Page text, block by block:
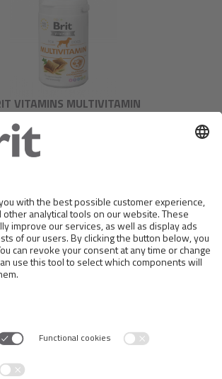
VITAMINS MULTIVITAMIN
BRIT VITAMINS PUPPY